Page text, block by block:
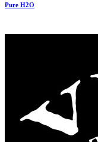
Pure H2O